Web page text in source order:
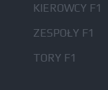
KIEROWCY F1
ZESPOŁY F1
TORY F1